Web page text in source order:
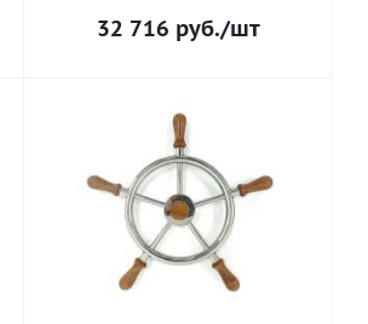
32 716 руб./шт